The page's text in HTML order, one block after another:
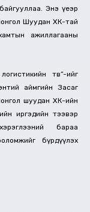
Энэ үеэр
Шуудан ХК-тай
ажиллагааны
төв”-ийг
аймгийн Засаг
шуудан ХК-ийн
иргэдийн тээвэр
бараа
бүрдүүлэх